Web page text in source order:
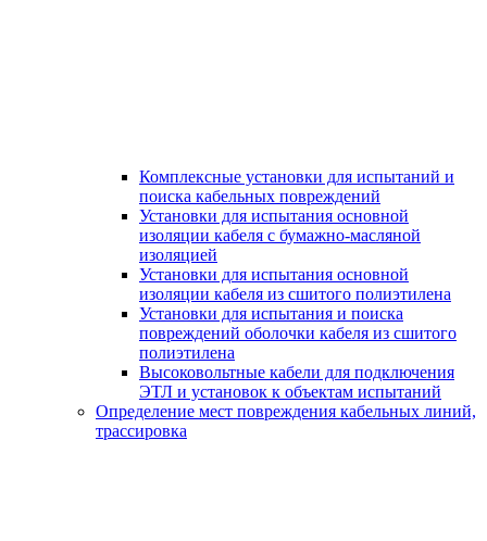
Комплексные установки для испытаний и
поиска кабельных повреждений
Установки для испытания основной
изоляции кабеля с бумажно-масляной
изоляцией
Установки для испытания основной
изоляции кабеля из сшитого полиэтилена
Установки для испытания и поиска
повреждений оболочки кабеля из сшитого
полиэтилена
Высоковольтные кабели для подключения
ЭТЛ и установок к объектам испытаний
Определение мест повреждения кабельных линий,
трассировка